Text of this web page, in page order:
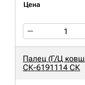
Цена
Палец (Г/Ц
СК-6191114 СК